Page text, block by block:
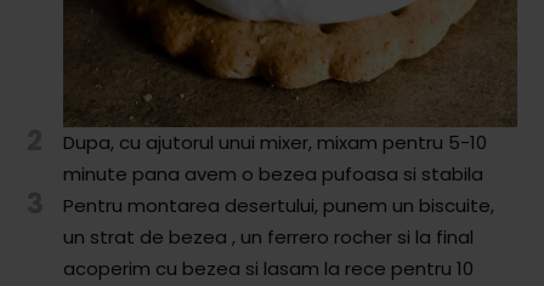
Dupa, cu ajutorul unui mixer, mixam pentru 5-10
minute pana avem o bezea pufoasa si stabila
Pentru montarea desertului, punem un biscuite,
un strat de bezea , un ferrero rocher si la final
acoperim cu bezea si lasam la rece pentru 10